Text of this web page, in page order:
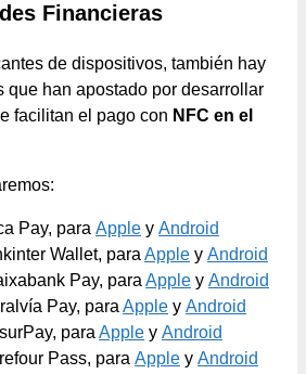
Financieras
de dispositivos, también hay
que han apostado por desarrollar
facilitan el pago con NFC en el
Pay, para Apple y Android
Wallet, para Apple y Android
Pay, para Apple y Android
Pay, para Apple y Android
para Apple y Android
Pass, para Apple y Android